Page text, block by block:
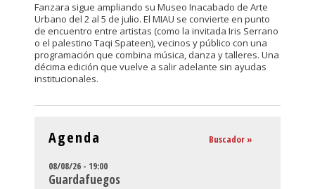
Fanzara sigue ampliando su Museo Inacabado de Arte
Urbano del 2 al 5 de julio. El MIAU se convierte en punto
de encuentro entre artistas (como la invitada Iris Serrano
o el palestino Taqi Spateen), vecinos y público con una
programación que combina música, danza y talleres. Una
décima edición que vuelve a salir adelante sin ayudas
institucionales.
Agenda Buscador »
08/08/26 - 19:00
Guardafuegos